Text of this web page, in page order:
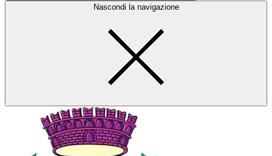
Nascondi la navigazione